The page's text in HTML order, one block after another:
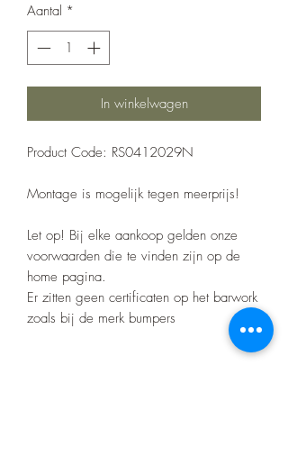
Aantal *
In winkelwagen
Product Code: RS0412029N
Montage is mogelijk tegen meerprijs!
Let op! Bij elke aankoop gelden onze
voorwaarden die te vinden zijn op de
home pagina.
Er zitten geen certificaten op het barwork
zoals bij de merk bumpers